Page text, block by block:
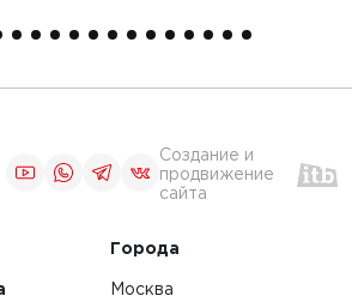
Создание и
продвижение
сайта
Города
Москва